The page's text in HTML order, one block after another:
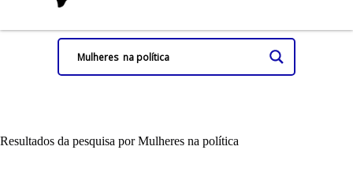
Resultados da pesquisa por Mulheres na política